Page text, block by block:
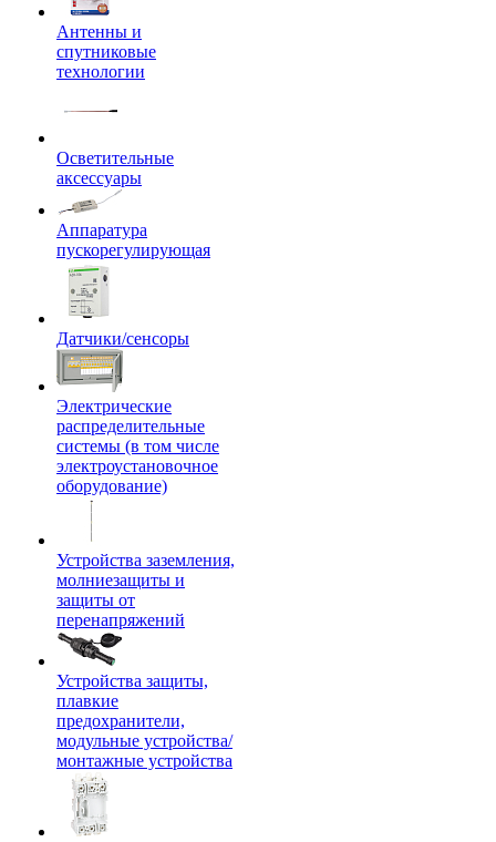
Антенны и
спутниковые
технологии
Осветительные
аксессуары
Аппаратура
пускорегулирующая
Датчики/сенсоры
Электрические
распределительные
системы (в том числе
электроустановочное
оборудование)
Устройства заземления,
молниезащиты и
защиты от
перенапряжений
Устройства защиты,
плавкие
предохранители,
модульные устройства/
монтажные устройства